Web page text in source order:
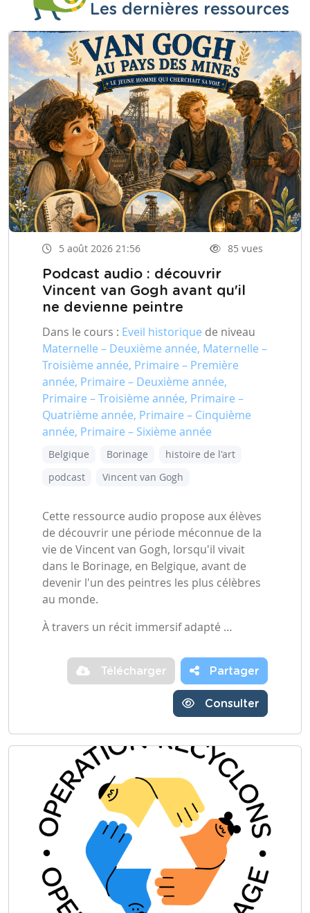
Les dernières ressources
5 août 2026 21:56 85 vues
Podcast audio : découvrir
Vincent van Gogh avant qu'il
ne devienne peintre
Dans le cours : Eveil historique de niveau
Maternelle – Deuxième année, Maternelle –
Troisième année, Primaire – Première
année, Primaire – Deuxième année,
Primaire – Troisième année, Primaire –
Quatrième année, Primaire – Cinquième
année, Primaire – Sixième année
Belgique Borinage
histoire de l'art
podcast
Vincent van Gogh
Cette ressource audio propose aux élèves
de découvrir une période méconnue de la
vie de Vincent van Gogh, lorsqu'il vivait
dans le Borinage, en Belgique, avant de
devenir l'un des peintres les plus célèbres
au monde.
À travers un récit immersif adapté …
Télécharger Partager
Consulter